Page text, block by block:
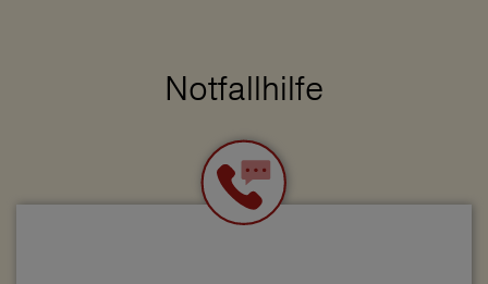
Notfallhilfe